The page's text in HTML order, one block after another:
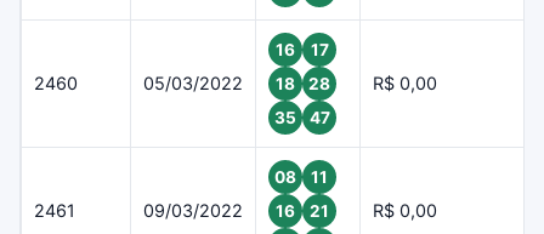
2460 05/03/2022
16
17
18
28
35
47
R$ 0,00
2461 09/03/2022
08
11
16
21
R$ 0,00